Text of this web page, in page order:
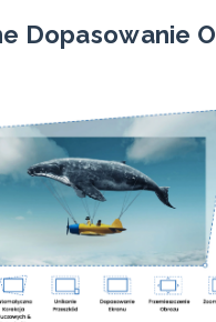
Dopasowanie